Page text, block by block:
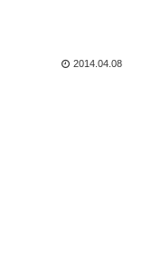
2014.04.08